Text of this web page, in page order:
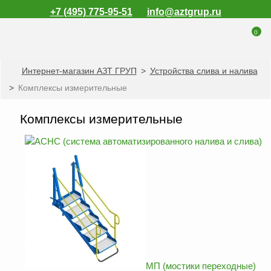
+7 (495) 775-95-51 info@aztgrup.ru
0
КАТАЛОГ ПРОДУКЦИИ
Топливораздаточные
Газораздаточные
колонки
Зарядные станции
для электромобилей
Погружные насосы к
ТРК и ГРК
Запасные части к
Интернет-магазин АЗТ ГРУП > Устройства слива и налива
> Комплексы измерительные
Комплексы измерительные
АСНС (система автоматизированного налива и слива)
МП (мостики переходные)